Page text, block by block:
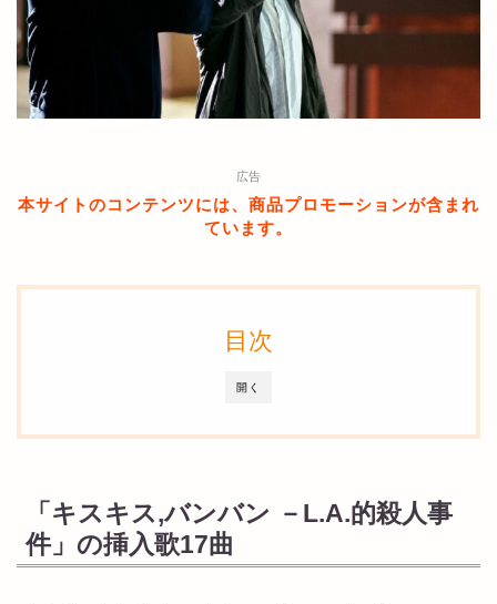
広告
本サイトのコンテンツには、商品プロモーションが含まれ
ています。
開く
目次
「キスキス,バンバン －L.A.的殺人事
件」の挿入歌17曲